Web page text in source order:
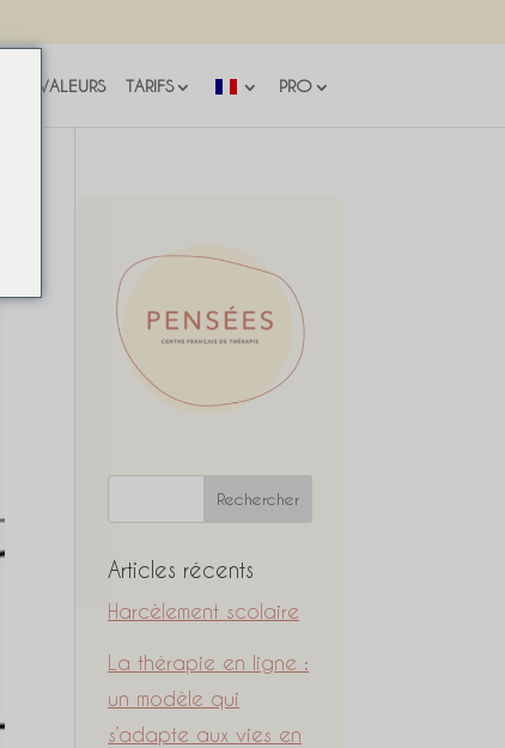
NOS VALEURS TARIFS PRO
Articles récents
Harcèlement scolaire
La thérapie en ligne :
un modèle qui
s’adapte aux vies en